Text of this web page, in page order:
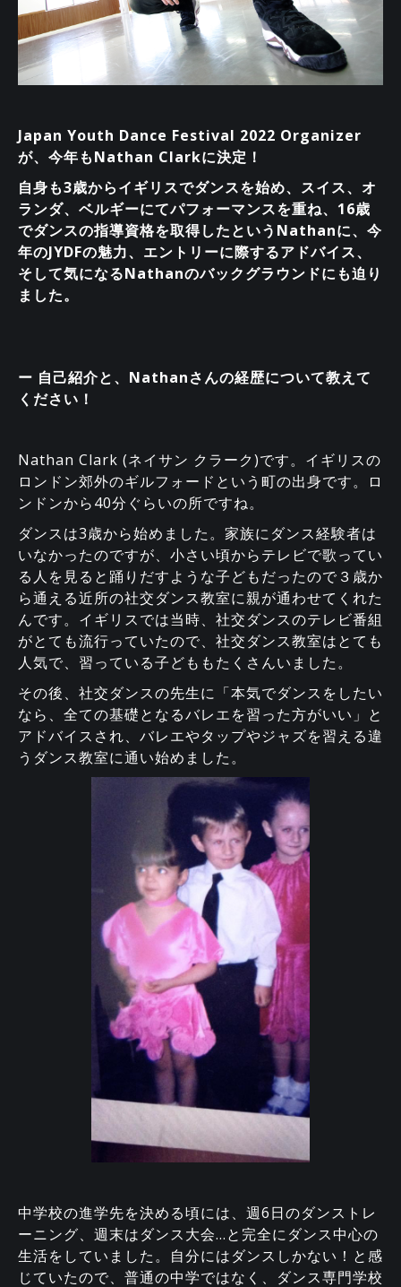
Japan Youth Dance Festival 2022 Organizer
が、今年もNathan Clarkに決定！
自身も3歳からイギリスでダンスを始め、スイス、オ
ランダ、ベルギーにてパフォーマンスを重ね、16歳
でダンスの指導資格を取得したというNathanに、今
年のJYDFの魅力、エントリーに際するアドバイス、
そして気になるNathanのバックグラウンドにも迫り
ました。
ー 自己紹介と、Nathanさんの経歴について教えて
ください！
Nathan Clark (ネイサン クラーク)です。イギリスの
ロンドン郊外のギルフォードという町の出身です。ロ
ンドンから40分ぐらいの所ですね。
ダンスは3歳から始めました。家族にダンス経験者は
いなかったのですが、小さい頃からテレビで歌ってい
る人を見ると踊りだすような子どもだったので３歳か
ら通える近所の社交ダンス教室に親が通わせてくれた
んです。イギリスでは当時、社交ダンスのテレビ番組
がとても流行っていたので、社交ダンス教室はとても
人気で、習っている子どももたくさんいました。
その後、社交ダンスの先生に「本気でダンスをしたい
なら、全ての基礎となるバレエを習った方がいい」と
アドバイスされ、バレエやタップやジャズを習える違
うダンス教室に通い始めました。
中学校の進学先を決める頃には、週6日のダンストレ
ーニング、週末はダンス大会…と完全にダンス中心の
生活をしていました。自分にはダンスしかない！と感
じていたので、普通の中学ではなく、ダンス専門学校